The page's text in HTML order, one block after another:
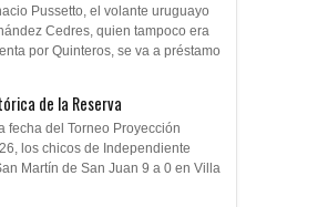
Pussetto, el volante uruguayo
Cedres, quien tampoco era
por Quinteros, se va a préstamo
de la Reserva
fecha del Torneo Proyección
los chicos de Independiente
Martín de San Juan 9 a 0 en Villa